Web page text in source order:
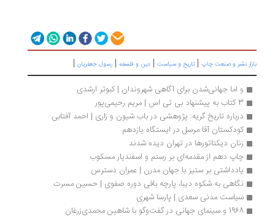
نشر و صنعت چاپ|تاریخ و سیاست |دین و فلسفه|رسول جعفریان|
و اما جهانی‌شدن برای آگاهی شهروندان | کبوتر ارشدی
درباره تاریخ گریه: پژوهشی در باب شیون و زاری | احمد آفتابی
کودکستان آقا مرسل در ایستگاه یازدهم
زنان دیکتاتورها در تهران دیده شدند
چاپ دهم از مقدمه‌ای بر رستم و اسفندیار مسکوب
یادداشتی بر ستیز با جهان مدرن | عمران دسترس
نگاهی به شکوه دیبا، پارچه بافی دوره صفوی | حسین مسرت
سیاست مدنی سعدی | پارسا شهری